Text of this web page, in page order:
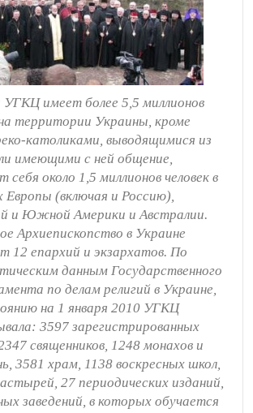
УГКЦ имеет более 5,5 миллионов
территории Украины, кроме
католиками, выводящимися из
имеющими с ней общение,
себя около 1,5 миллионов человек в
Европы (включая и Россию),
и Южной Америки и Австралии.
Архиепископство в Украине
12 епархий и экзархатов. По
данным Государственного
по делам религий в Украине,
на 1 января 2010 УГКЦ
3597 зарегистрированных
священников, 1248 монахов и
3581 храм, 1138 воскресных школ,
27 периодических изданий,
заведений, в которых обучается